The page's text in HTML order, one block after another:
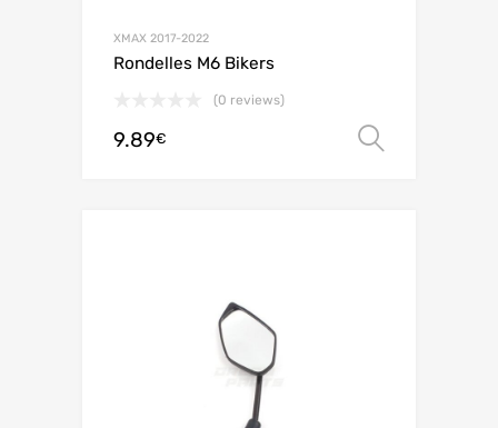
XMAX 2017-2022
Rondelles M6 Bikers
(0 reviews)
9.89€